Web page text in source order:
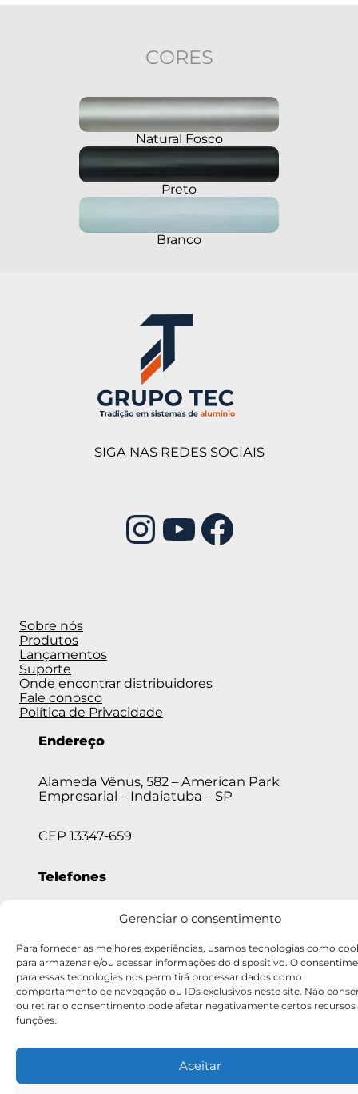
Gerenciar o consentimento
Para fornecer as melhores experiências, usamos tecnologias como
para armazenar e/ou acessar informações do dispositivo. O
para essas tecnologias nos permitirá processar dados como
comportamento de navegação ou IDs exclusivos neste site. Não
ou retirar o consentimento pode afetar negativamente certos recursos
funções.
Aceitar
CORES
Natural Fosco
Preto
Branco
SIGA NAS REDES SOCIAIS
InstagramYoutube Facebook
Sobre nós
Produtos
Lançamentos
Suporte
Onde encontrar distribuidores
Fale conosco
Política de Privacidade
Endereço
Alameda Vênus, 582 – American Park
Empresarial – Indaiatuba – SP
CEP 13347-659
Telefones
(11) 5682-2366 • (19) 3936-7255 • (19) 3935-